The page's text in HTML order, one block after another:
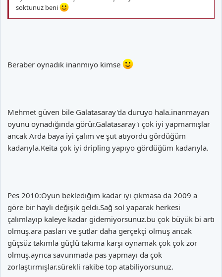
soktunuz beni
Beraber oynadık inanmıyo kimse
Mehmet güven bile Galatasaray'da duruyo hala.inanmayan
oyunu oynadığında görür.Galatasaray'ı çok iyi yapmamışlar
ancak Arda baya iyi çalım ve şut atıyordu gördüğüm
kadarıyla.Keita çok iyi dripling yapıyo gördüğüm kadarıyla.
Pes 2010:Oyun beklediğim kadar iyi çıkmasa da 2009 a
göre bir hayli değişik geldi.Sağ sol yaparak herkesi
çalımlayıp kaleye kadar gidemiyorsunuz.bu çok büyük bi artı
olmuş.ara pasları ve şutlar daha gerçekçi olmuş ancak
güçsüz takımla güçlü takıma karşı oynamak çok çok zor
olmuş.ayrıca savunmada pas yapmayı da çok
zorlaştırmışlar.sürekli rakibe top atabiliyorsunuz.